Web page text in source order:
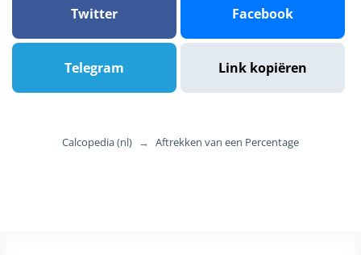
Twitter Facebook
Telegram Link kopiëren
Calcopedia (nl) → Aftrekken van een Percentage